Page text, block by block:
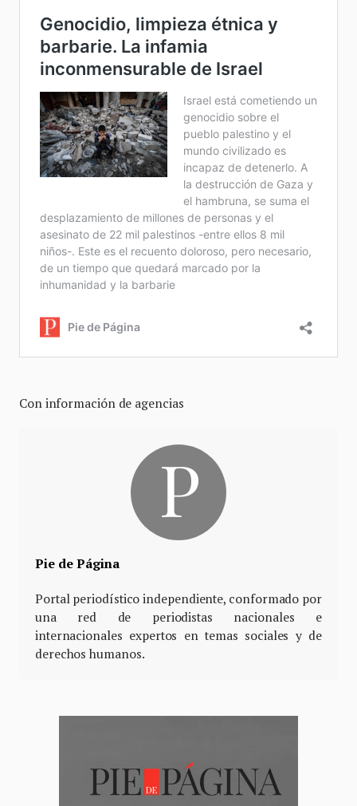
Con información de agencias
Pie de Página
Portal periodístico independiente, conformado por
una red de periodistas nacionales e
internacionales expertos en temas sociales y de
derechos humanos.